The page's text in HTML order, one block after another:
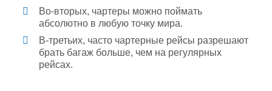
Во-вторых, чартеры можно поймать
абсолютно в любую точку мира.
В-третьих, часто чартерные рейсы разрешают
брать багаж больше, чем на регулярных
рейсах.